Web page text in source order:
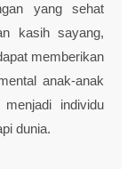
yang sehat
kasih sayang,
memberikan
anak-anak
individu
dunia.